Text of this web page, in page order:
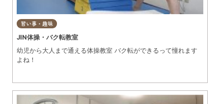
習い事・趣味
JIN体操・バク転教室
幼児から大人まで通える体操教室 バク転ができるって憧れます
よね！